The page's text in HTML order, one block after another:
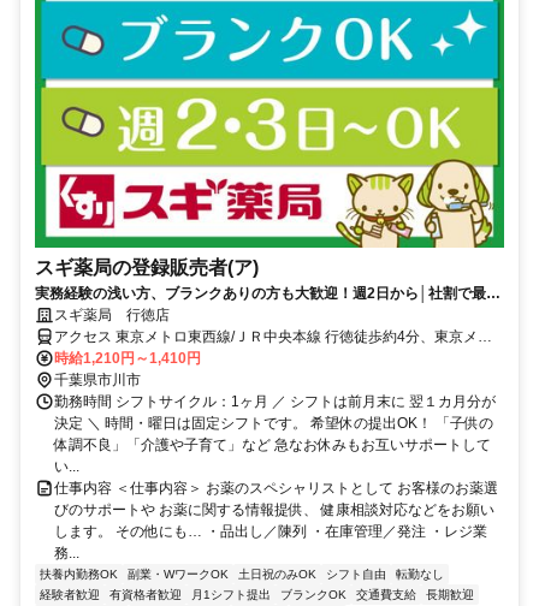
スギ薬局の登録販売者(ア)
実務経験の浅い方、ブランクありの方も大歓迎！週2日から│社割で最大
30％オフ♪
スギ薬局 行徳店
アクセス 東京メトロ東西線/ＪＲ中央本線 行徳徒歩約4分、東京メト
ロ東西線/ＪＲ中央本線 妙典北口徒歩約15分、東京メトロ東西線/ＪＲ
中央本線 南行徳北口徒歩約24分
時給1,210円～1,410円
千葉県市川市
勤務時間 シフトサイクル：1ヶ月 ／ シフトは前月末に 翌１カ月分が
決定 ＼ 時間・曜日は固定シフトです。 希望休の提出OK！ 「子供の
体調不良」「介護や子育て」など 急なお休みもお互いサポートして
い...
仕事内容 ＜仕事内容＞ お薬のスペシャリストとして お客様のお薬選
びのサポートや お薬に関する情報提供、 健康相談対応などをお願い
します。 その他にも… ・品出し／陳列 ・在庫管理／発注 ・レジ業
務...
扶養内勤務OK 副業・WワークOK 土日祝のみOK シフト自由
転勤なし
経験者歓迎
有資格者歓迎 月1シフト提出 ブランクOK 交通費支給
長期歓迎